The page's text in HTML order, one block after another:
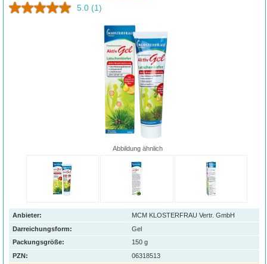
5.0 (1)
Abbildung ähnlich
Anbieter:
MCM KLOSTERFRAU Vertr. GmbH
Darreichungsform:
Gel
Packungsgröße:
150 g
PZN:
06318513